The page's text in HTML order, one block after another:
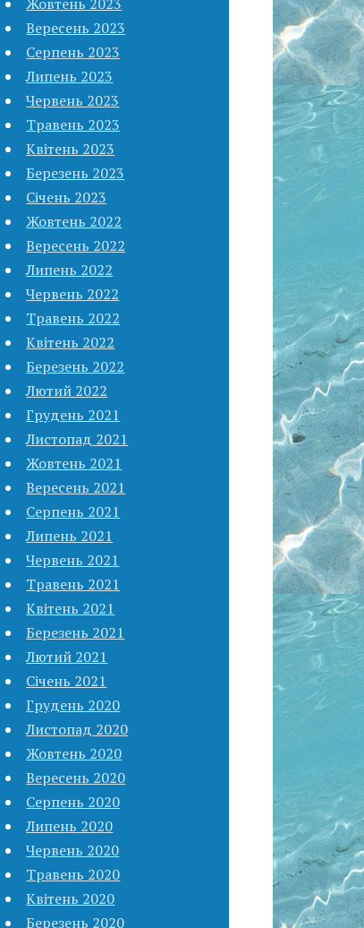
Вересень 2023
Серпень 2023
Липень 2023
Червень 2023
Травень 2023
Квітень 2023
Березень 2023
Січень 2023
Жовтень 2022
Вересень 2022
Липень 2022
Червень 2022
Травень 2022
Квітень 2022
Березень 2022
Лютий 2022
Грудень 2021
Листопад 2021
Жовтень 2021
Вересень 2021
Серпень 2021
Липень 2021
Червень 2021
Травень 2021
Квітень 2021
Березень 2021
Лютий 2021
Січень 2021
Грудень 2020
Листопад 2020
Жовтень 2020
Вересень 2020
Серпень 2020
Липень 2020
Червень 2020
Травень 2020
Квітень 2020
Березень 2020